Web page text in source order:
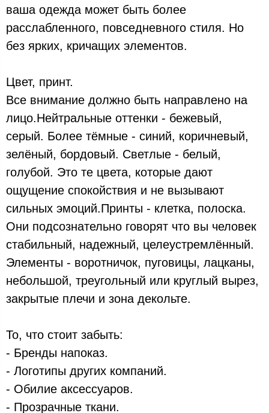
ваша одежда может быть более
расслабленного, повседневного стиля. Но
без ярких, кричащих элементов.
Цвет, принт.
Все внимание должно быть направлено на
лицо.Нейтральные оттенки - бежевый,
серый. Более тёмные - синий, коричневый,
зелёный, бордовый. Светлые - белый,
голубой. Это те цвета, которые дают
ощущение спокойствия и не вызывают
сильных эмоций.Принты - клетка, полоска.
Они подсознательно говорят что вы человек
стабильный, надежный, целеустремлённый.
Элементы - воротничок, пуговицы, лацканы,
небольшой, треугольный или круглый вырез,
закрытые плечи и зона декольте.
То, что стоит забыть:
- Бренды напоказ.
- Логотипы других компаний.
- Обилие аксессуаров.
- Прозрачные ткани.